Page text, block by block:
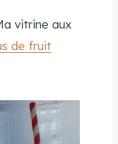
vitrine aux
de fruit